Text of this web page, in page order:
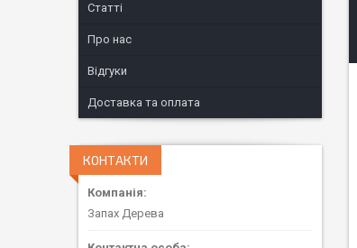
Статті
Про нас
Відгуки
Доставка та оплата
КОНТАКТИ
Запах Дерева